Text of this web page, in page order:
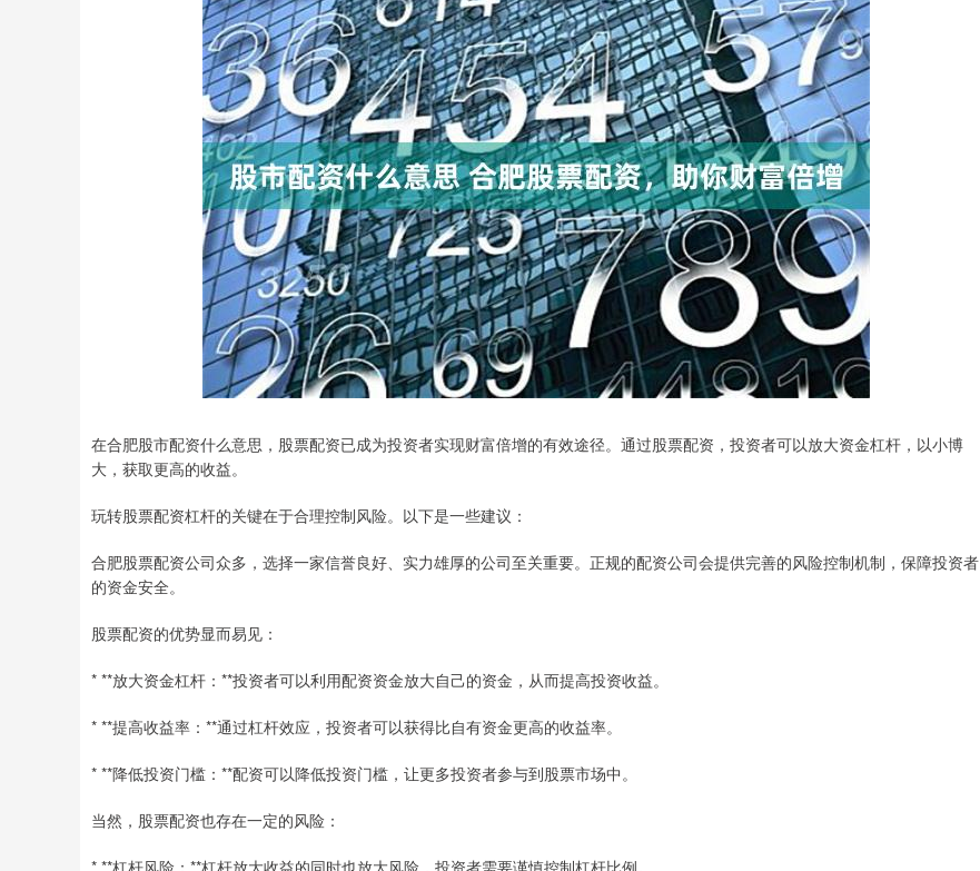
在合肥股市配资什么意思，股票配资已成为投资者实现财富倍增的有效途径。通过股票配资，投资者可以放大资金杠杆，以小博
大，获取更高的收益。
玩转股票配资杠杆的关键在于合理控制风险。以下是一些建议：
合肥股票配资公司众多，选择一家信誉良好、实力雄厚的公司至关重要。正规的配资公司会提供完善的风险控制机制，保障投资者
的资金安全。
股票配资的优势显而易见：
* **放大资金杠杆：**投资者可以利用配资资金放大自己的资金，从而提高投资收益。
* **提高收益率：**通过杠杆效应，投资者可以获得比自有资金更高的收益率。
* **降低投资门槛：**配资可以降低投资门槛，让更多投资者参与到股票市场中。
当然，股票配资也存在一定的风险：
* **杠杆风险：**杠杆放大收益的同时也放大风险，投资者需要谨慎控制杠杆比例。